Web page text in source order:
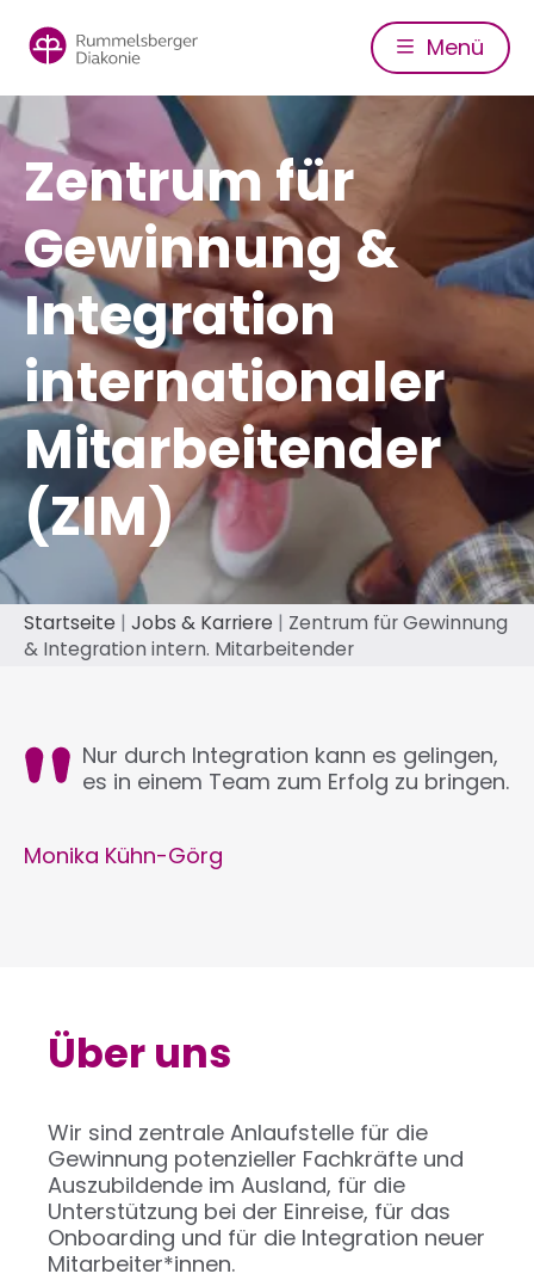
zum
Inhalt
Menü
Zentrum für
Gewinnung &
Integration
internationaler
Mitarbeitender
(ZIM)
Pfadnavigation
Startseite Jobs & Karriere
Zentrum für Gewinnung
& Integration intern. Mitarbeitender
Nur durch Integration kann es gelingen,
es in einem Team zum Erfolg zu bringen.
Monika Kühn-Görg
Über uns
Wir sind zentrale Anlaufstelle für die
Gewinnung potenzieller Fachkräfte und
Auszubildende im Ausland, für die
Unterstützung bei der Einreise, für das
Onboarding und für die Integration neuer
Mitarbeiter*innen.